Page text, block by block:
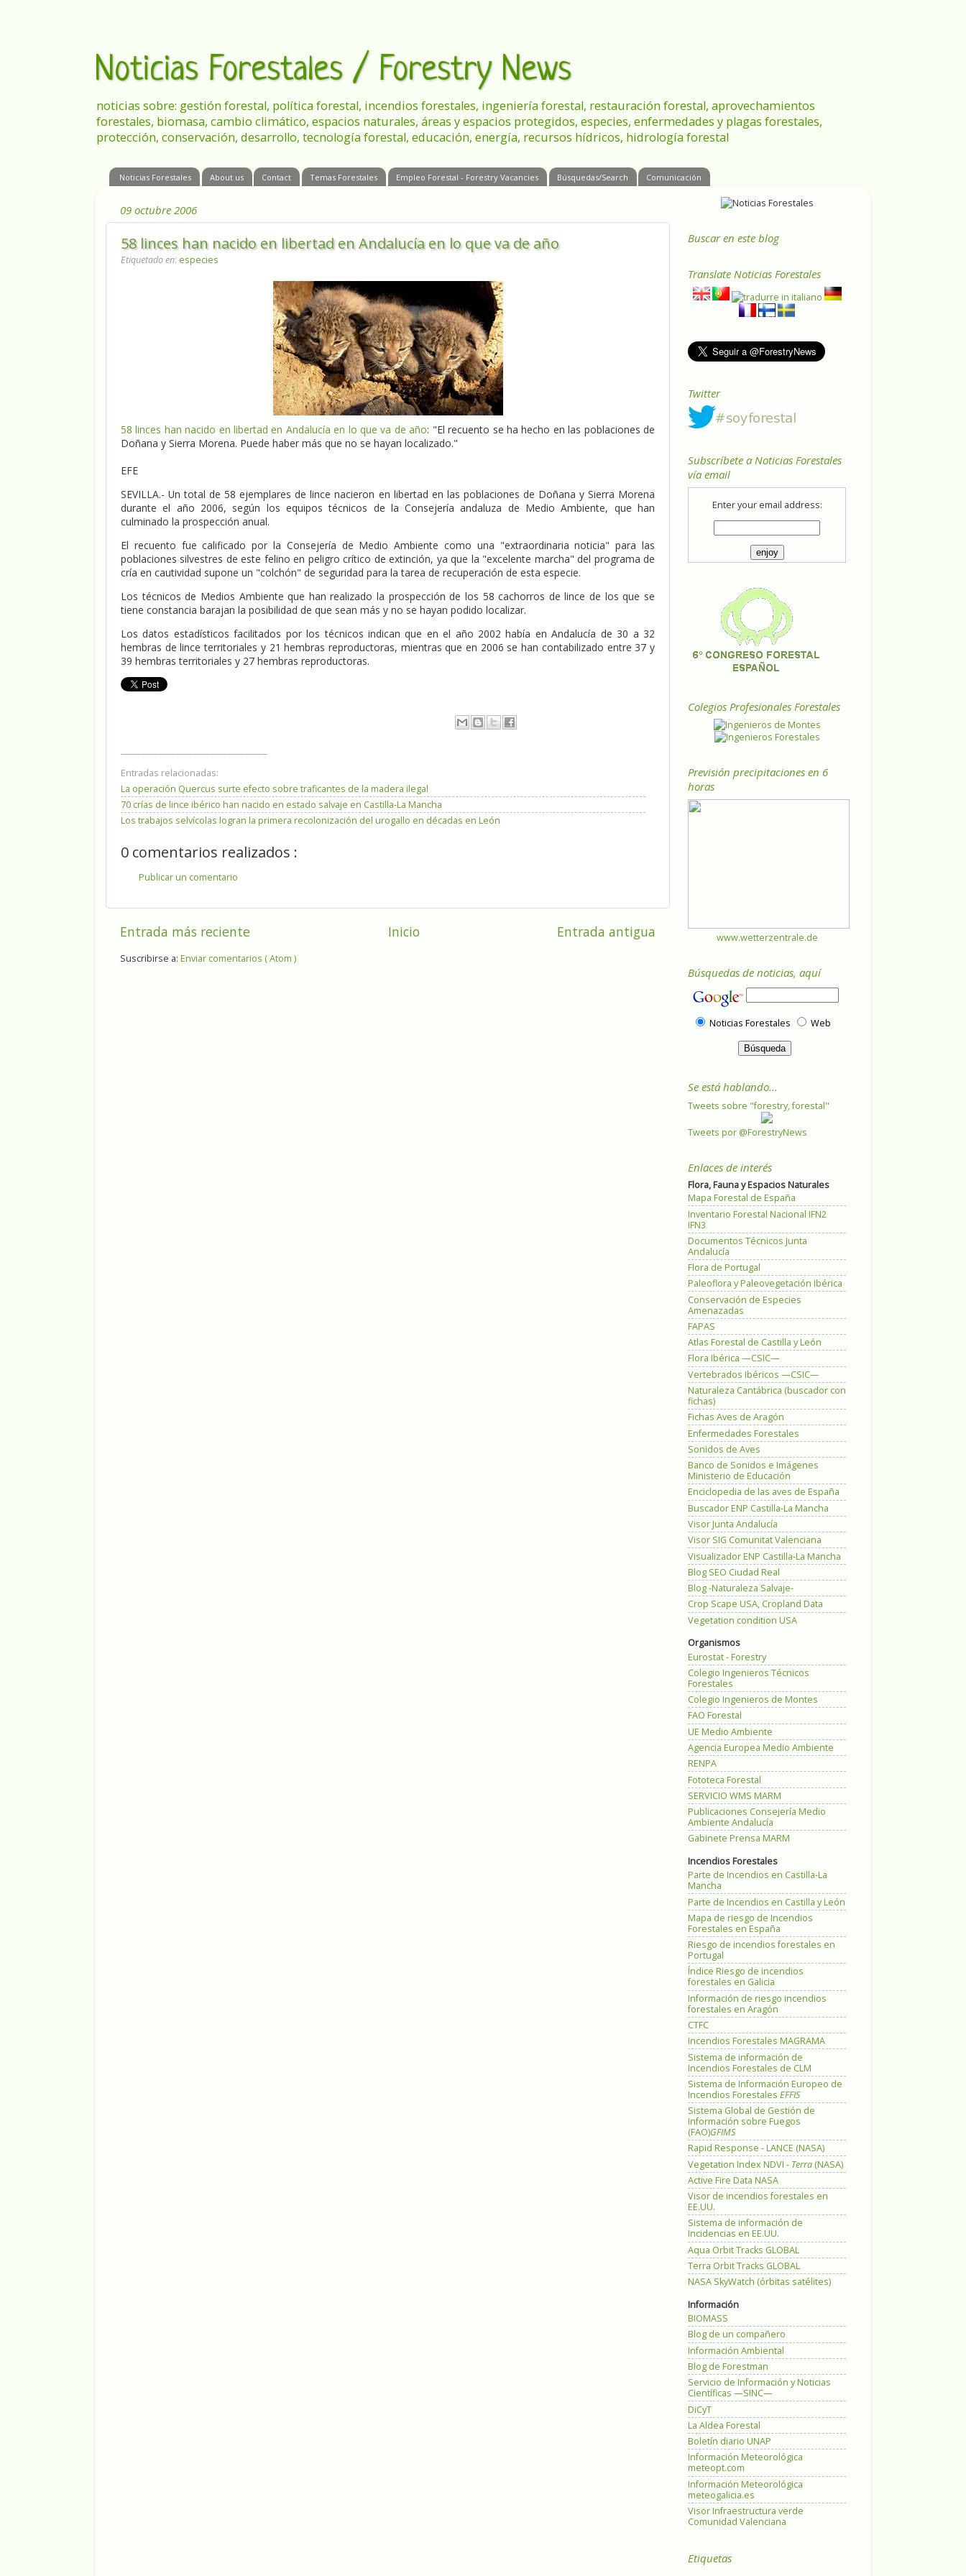
Noticias Forestales / Forestry News
noticias sobre: gestión forestal, política forestal, incendios forestales, ingeniería forestal, restauración forestal, aprovechamientos
forestales, biomasa, cambio climático, espacios naturales, áreas y espacios protegidos, especies, enfermedades y plagas forestales,
protección, conservación, desarrollo, tecnología forestal, educación, energía, recursos hídricos, hidrología forestal
Noticias Forestales About us Contact Temas Forestales Empleo Forestal - Forestry Vacancies Búsquedas/Search Comunicación
09 octubre 2006
58 linces han nacido en libertad en Andalucía en lo que va de año
Etiquetado en: especies
58 linces han nacido en libertad en Andalucía en lo que va de año: "El recuento se ha hecho en las poblaciones de
Doñana y Sierra Morena. Puede haber más que no se hayan localizado."
EFE
SEVILLA.- Un total de 58 ejemplares de lince nacieron en libertad en las poblaciones de Doñana y Sierra Morena
durante el año 2006, según los equipos técnicos de la Consejería andaluza de Medio Ambiente, que han
culminado la prospección anual.
El recuento fue calificado por la Consejería de Medio Ambiente como una "extraordinaria noticia" para las
poblaciones silvestres de este felino en peligro crítico de extinción, ya que la "excelente marcha" del programa de
cría en cautividad supone un "colchón" de seguridad para la tarea de recuperación de esta especie.
Los técnicos de Medios Ambiente que han realizado la prospección de los 58 cachorros de lince de los que se
tiene constancia barajan la posibilidad de que sean más y no se hayan podido localizar.
Los datos estadísticos facilitados por los técnicos indican que en el año 2002 había en Andalucía de 30 a 32
hembras de lince territoriales y 21 hembras reproductoras, mientras que en 2006 se han contabilizado entre 37 y
39 hembras territoriales y 27 hembras reproductoras.
Entradas relacionadas:
La operación Quercus surte efecto sobre traficantes de la madera ilegal
70 crías de lince ibérico han nacido en estado salvaje en Castilla-La Mancha
Los trabajos selvícolas logran la primera recolonización del urogallo en décadas en León
0 comentarios realizados :
Publicar un comentario
Entrada más reciente Entrada antigua
Inicio
Suscribirse a: Enviar comentarios ( Atom )
Buscar en este blog
Translate Noticias Forestales
Twitter
Subscríbete a Noticias Forestales
vía email
Enter your email address:
Colegios Profesionales Forestales
Previsión precipitaciones en 6
horas
www.wetterzentrale.de
Búsquedas de noticias, aquí
Noticias Forestales Web
Se está hablando...
Tweets sobre "forestry, forestal"
Tweets por @ForestryNews
Enlaces de interés
Flora, Fauna y Espacios Naturales
Mapa Forestal de España
Inventario Forestal Nacional IFN2
IFN3
Documentos Técnicos Junta
Andalucía
Flora de Portugal
Paleoflora y Paleovegetación Ibérica
Conservación de Especies
Amenazadas
FAPAS
Atlas Forestal de Castilla y León
Flora Ibérica —CSIC—
Vertebrados Ibéricos —CSIC—
Naturaleza Cantábrica (buscador con
fichas)
Fichas Aves de Aragón
Enfermedades Forestales
Sonidos de Aves
Banco de Sonidos e Imágenes
Ministerio de Educación
Enciclopedia de las aves de España
Buscador ENP Castilla-La Mancha
Visor Junta Andalucía
Visor SIG Comunitat Valenciana
Visualizador ENP Castilla-La Mancha
Blog SEO Ciudad Real
Blog -Naturaleza Salvaje-
Crop Scape USA, Cropland Data
Vegetation condition USA
Organismos
Eurostat - Forestry
Colegio Ingenieros Técnicos
Forestales
Colegio Ingenieros de Montes
FAO Forestal
UE Medio Ambiente
Agencia Europea Medio Ambiente
RENPA
Fototeca Forestal
SERVICIO WMS MARM
Publicaciones Consejería Medio
Ambiente Andalucía
Gabinete Prensa MARM
Incendios Forestales
Parte de Incendios en Castilla-La
Mancha
Parte de Incendios en Castilla y León
Mapa de riesgo de Incendios
Forestales en España
Riesgo de incendios forestales en
Portugal
Índice Riesgo de incendios
forestales en Galicia
Información de riesgo incendios
forestales en Aragón
CTFC
Incendios Forestales MAGRAMA
Sistema de información de
Incendios Forestales de CLM
Sistema de Información Europeo de
Incendios Forestales EFFIS
Sistema Global de Gestión de
Información sobre Fuegos
(FAO)GFIMS
Rapid Response - LANCE (NASA)
Vegetation Index NDVI - Terra (NASA)
Active Fire Data NASA
Visor de incendios forestales en
EE.UU.
Sistema de información de
Incidencias en EE.UU.
Aqua Orbit Tracks GLOBAL
Terra Orbit Tracks GLOBAL
NASA SkyWatch (órbitas satélites)
Información
BIOMASS
Blog de un compañero
Información Ambiental
Blog de Forestman
Servicio de Información y Noticias
Científicas —SINC—
DiCyT
La Aldea Forestal
Boletín diario UNAP
Información Meteorológica
meteopt.com
Información Meteorológica
meteogalicia.es
Visor Infraestructura verde
Comunidad Valenciana
Etiquetas